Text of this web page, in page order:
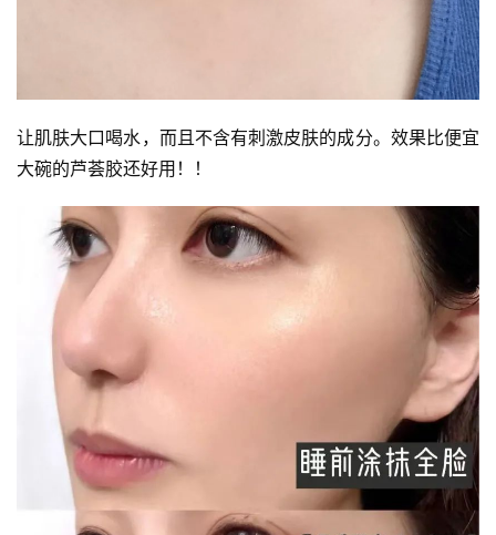
让肌肤大口喝水，而且不含有刺激皮肤的成分。效果比便宜
大碗的芦荟胶还好用！！